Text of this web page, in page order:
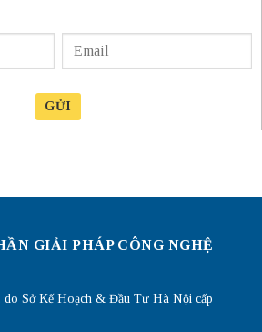
GỬI
GIẢI PHÁP CÔNG NGHỆ
do Sở Kế Hoạch & Đầu Tư Hà Nội cấp